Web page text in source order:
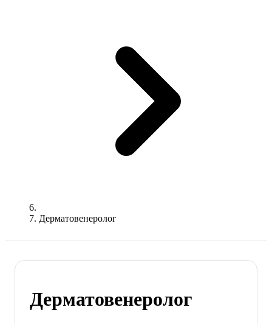
Дерматовенеролог
Дерматовенеролог